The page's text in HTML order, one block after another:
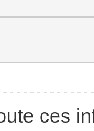
ces